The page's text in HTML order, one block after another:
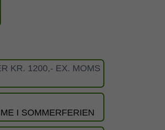
KR. 1200,- EX. MOMS
I SOMMERFERIEN